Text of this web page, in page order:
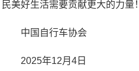
民美好生活需要贡献更大的力量！
中国自行车协会
2025年12月4日